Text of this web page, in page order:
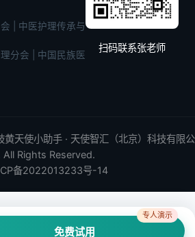
免费试用
专人演示
| 中医护理传承与
分会 | 中国民族医
扫码联系张老师
黄天使小助手 · 天使智汇（北京）科技有限公
All Rights Reserved.
备2022013233号-14